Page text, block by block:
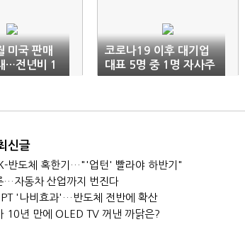
미국 판매
…전년비 1
코로나19 이후 대기업
대표 5명 중 1명 자사주
샀다
신글
반도체 혹한기…"'업턴' 빨라야 하반기"
…자동차 산업까지 번진다
'나비효과'…반도체 전반에 확산
10년 만에 OLED TV 꺼낸 까닭은?